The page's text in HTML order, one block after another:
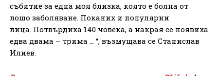
събитие за една моя близка, която е болна от
лошо заболяване. Поканих и популярни
лица. Потвърдиха 140 човека, а накрая се появиха
едва двама – трима … “, възмущава се Станислав
Илиев.